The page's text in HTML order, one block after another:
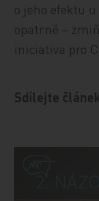
o jeho efektu
opatrně –
iniciativa pro
Sdílejte článek